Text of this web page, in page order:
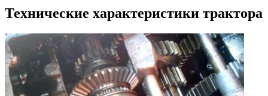
Технические характеристики трактора